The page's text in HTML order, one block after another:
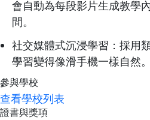
會自動為每段影片生成教學
間。
社交媒體式沉浸學習：採用
學習變得像滑手機一樣自然。
參與學校
查看學校列表
證書與獎項